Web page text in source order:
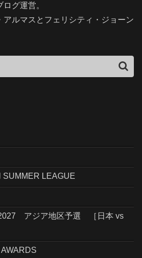
グ運営。
アルマスとフェリシティ・ジョーン
SUMMER LEAGUE
アジア地区予選 ［日本 vs